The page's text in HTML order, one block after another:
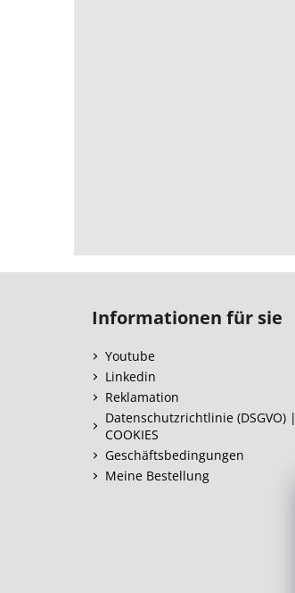
Informationen für sie
Youtube
Linkedin
Reklamation
Datenschutzrichtlinie (DSGVO) |
COOKIES
Geschäftsbedingungen
Meine Bestellung